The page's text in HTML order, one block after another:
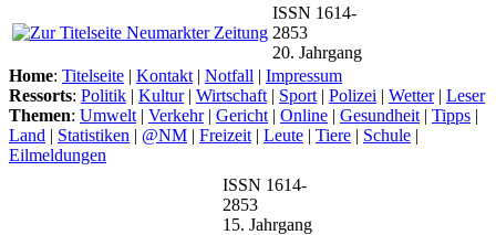
ISSN 1614-
2853
20. Jahrgang
Home: Titelseite | Kontakt | Notfall | Impressum
Ressorts: Politik | Kultur| Wirtschaft | Sport | Polizei | Wetter| Leser
Themen: Umwelt | Verkehr| Gericht | Online | Gesundheit | Tipps |
Land | Statistiken | @NM | Freizeit | Leute | Tiere | Schule |
Eilmeldungen
ISSN 1614-
2853
15. Jahrgang